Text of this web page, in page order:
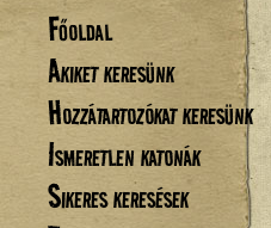
Főoldal
Akiket keresünk
Hozzátartozókat keresünk
Ismeretlen katonák
Sikeres keresések